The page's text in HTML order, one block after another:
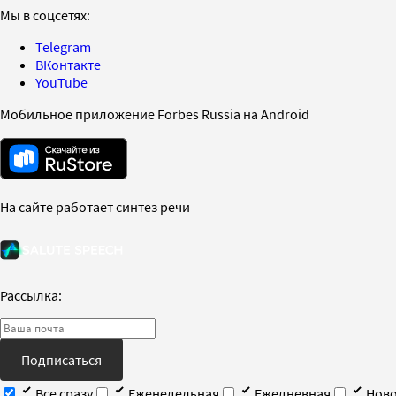
Мы в соцсетях:
Telegram
ВКонтакте
YouTube
Мобильное приложение Forbes Russia на Android
На сайте работает синтез речи
Рассылка:
Подписаться